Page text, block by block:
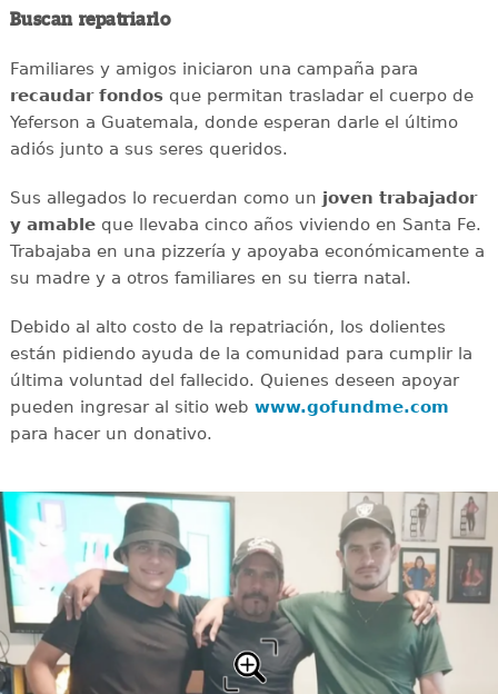
Buscan repatriarlo
Familiares y amigos iniciaron una campaña para
recaudar fondosque permitan trasladar el cuerpo de
Yeferson a Guatemala, donde esperan darle el último
adiós junto a sus seres queridos.
Sus allegados lo recuerdan como un joven trabajador
y amableque llevaba cinco años viviendo en Santa Fe.
Trabajaba en una pizzería y apoyaba económicamente a
su madre y a otros familiares en su tierra natal.
Debido al alto costo de la repatriación, los dolientes
están pidiendo ayuda de la comunidad para cumplir la
última voluntad del fallecido. Quienes deseen apoyar
pueden ingresar al sitio web www.gofundme.com
para hacer un donativo.